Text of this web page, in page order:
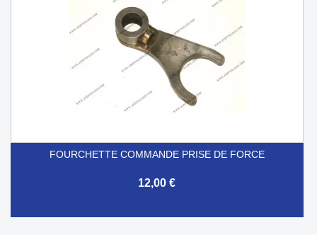
FOURCHETTE COMMANDE PRISE DE FORCE
12,00 €